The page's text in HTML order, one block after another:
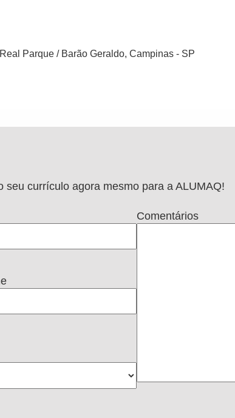
Parque / Barão Geraldo, Campinas - SP
currículo agora mesmo para a ALUMAQ!
Comentários